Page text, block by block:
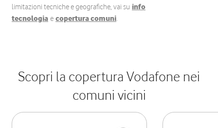
limitazioni tecniche e geografiche, vai su info
tecnologia e copertura comuni.
Scopri la copertura Vodafone nei
comuni vicini